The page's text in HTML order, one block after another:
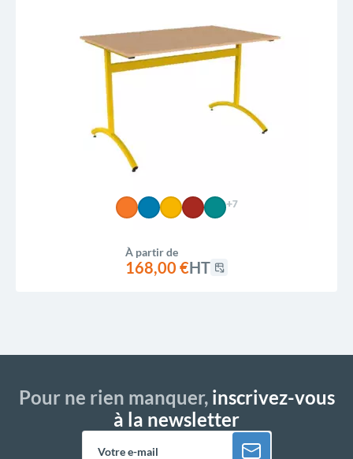
+7
À partir de
168,00 €HT
Pour ne rien manquer,inscrivez-vous
à la newsletter